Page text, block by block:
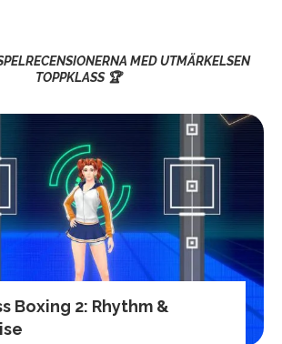
MED UTMÄRKELSEN
TOPPKLASS 🏆
Boxing 2: Rhythm &